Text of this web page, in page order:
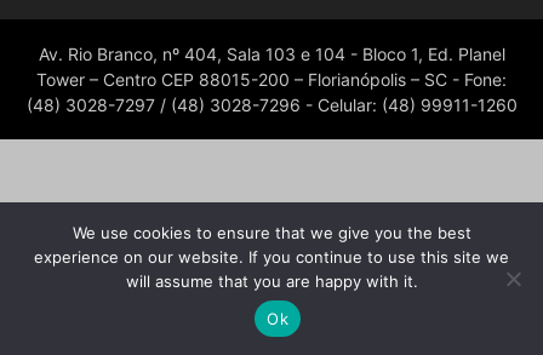
Av. Rio Branco, nº 404, Sala 103 e 104 - Bloco 1, Ed. Planel
Tower – Centro CEP 88015-200 – Florianópolis – SC - Fone:
(48) 3028-7297 / (48) 3028-7296 - Celular: (48) 99911-1260
We use cookies to ensure that we give you the best
experience on our website. If you continue to use this site we
will assume that you are happy with it.
Ok